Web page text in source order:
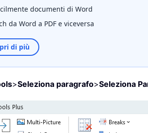
documenti di Word
da Word a PDF e viceversa
di più
>Seleziona paragrafo>Seleziona